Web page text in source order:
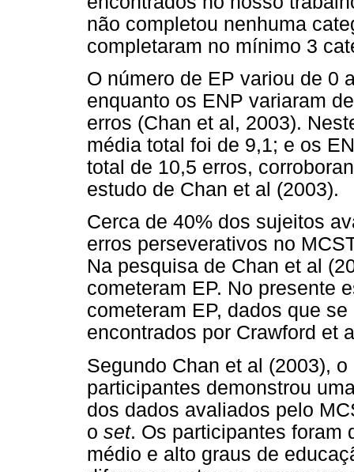
não completou nenhuma
completaram no mínimo 3
O número de EP variou de 0
enquanto os ENP variaram
erros (Chan et al, 2003).
média total foi de 9,1; e os
total de 10,5 erros,
estudo de Chan et al (2003).
Cerca de 40% dos sujeitos
erros perseverativos no
Na pesquisa de Chan et al
cometeram EP. No presente
cometeram EP, dados que
encontrados por Crawford et
Segundo Chan et al (2003),
participantes demonstrou
dos dados avaliados pelo
o set. Os participantes foram
médio e alto graus de